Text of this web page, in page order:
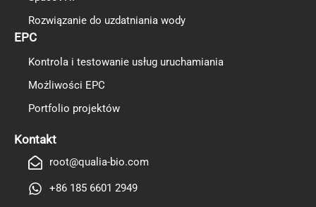
Rozwiązanie do uzdatniania wody
EPC
Kontrola i testowanie usług uruchamiania
Możliwości EPC
Portfolio projektów
Kontakt
root@qualia-bio.com
+86 185 6601 2949